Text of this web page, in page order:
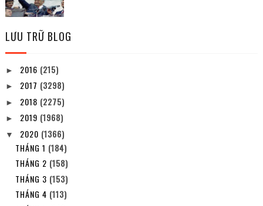
LƯU TRỮ BLOG
► 2016 (215)
► 2017 (3298)
► 2018 (2275)
► 2019 (1968)
▼ 2020 (1366)
THÁNG 1 (184)
THÁNG 2 (158)
THÁNG 3 (153)
THÁNG 4 (113)